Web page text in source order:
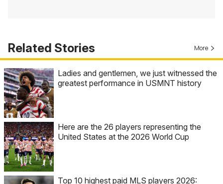
Related Stories More
Ladies and gentlemen, we just witnessed the
greatest performance in USMNT history
Here are the 26 players representing the
United States at the 2026 World Cup
Top 10 highest paid MLS players 2026: